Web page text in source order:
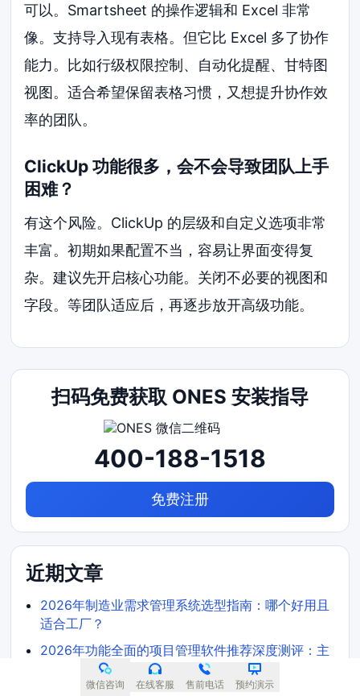
可以。Smartsheet 的操作逻辑和 Excel 非常
像。支持导入现有表格。但它比 Excel 多了协作
能力。比如行级权限控制、自动化提醒、甘特图
视图。适合希望保留表格习惯，又想提升协作效
率的团队。
ClickUp 功能很多，会不会导致团队上手
困难？
有这个风险。ClickUp 的层级和自定义选项非常
丰富。初期如果配置不当，容易让界面变得复
杂。建议先开启核心功能。关闭不必要的视图和
字段。等团队适应后，再逐步放开高级功能。
扫码免费获取 ONES 安装指导
400-188-1518
免费注册
近期文章
2026年制造业需求管理系统选型指南：哪个好用且
适合工厂？
2026年功能全面的项目管理软件推荐深度测评：主
流软件对比与选型建议
微信咨询 在线客服 售前电话 预约演示